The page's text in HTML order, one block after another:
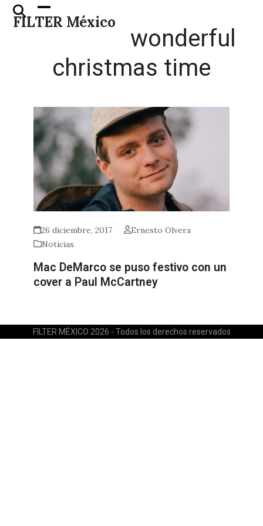
Skip
FILTER México
Open
mobile
Close
mobile
wonderful
christmas time
26 diciembre, 2017
Ernesto Olvera
Noticias
Mac DeMarco se puso festivo con un
cover a Paul McCartney
FILTER MÉXICO 2026 - Todos los derechos reservados